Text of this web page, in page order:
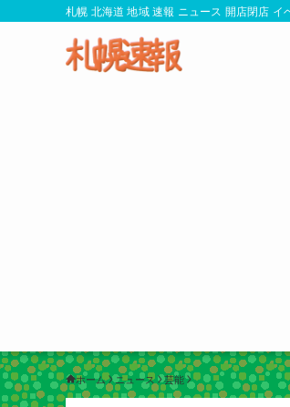
札幌 北海道 地域 速報 ニュース 開店閉店 イ
ホーム ニュース 芸能